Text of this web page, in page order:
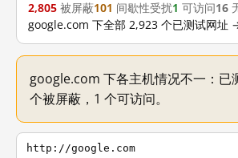
2,805 被屏蔽101 间歇性受扰1 可访问16
google.com 下全部 2,923 个已测试网址
google.com 下各主机情况不一：已
个被屏蔽，1 个可访问。
http://google.com